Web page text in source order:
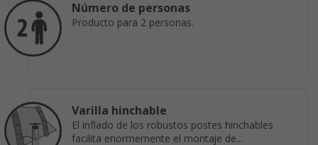
Número de personas
Producto para 2 personas.
Varilla hinchable
El inflado de los robustos postes hinchables
facilita enormemente el montaje de...